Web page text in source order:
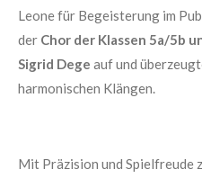
Leone für Begeisterung im
der Chor der Klassen 5a/5b
Sigrid Dege auf und
harmonischen Klängen.
Mit Präzision und Spielfreude